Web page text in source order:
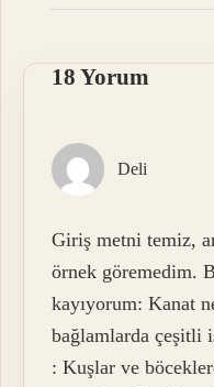
18 Yorum
Deli
Giriş metni temiz,
örnek göremedim.
kayıyorum: Kanat
bağlamlarda çeşitli
: Kuşlar ve